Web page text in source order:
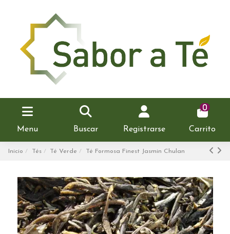
Menu Buscar Registrarse
0
Carrito
Inicio Tés Té Verde Té Formosa Finest Jasmin Chulan